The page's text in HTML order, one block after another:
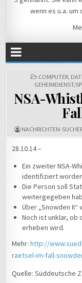
wenn es u.a. um
POSTED
IN
COMPUTER,
GEHEIMDIENST/
NSA-
NACHRICHTEN-
28.10.14 –
Ein zweiter NSA-
identifiziert
Die Person soll
weitergegeben
Über „Snowden
Noch ist unklar, ob
erheben wird.
Mehr:http://
raetsel-im-fall-
Quelle: Süddeutsche